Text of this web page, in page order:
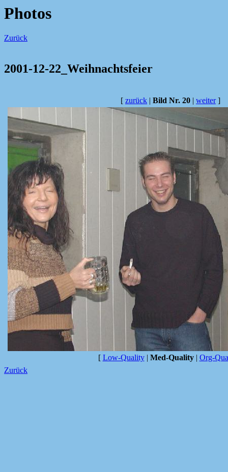
Photos
Zurück
2001-12-22_Weihnachtsfeier
[ zurück | Bild Nr. 20 | weiter]
[ Low-Quality| Med-Quality| Org-
Zurück